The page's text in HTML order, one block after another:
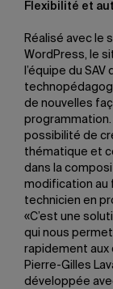
Flexibilité et
Réalisé avec le
WordPress, le
l’équipe du
de nouvelles
possibilité de
thématique et
dans la
modification au
technicien en
«C’est une
qui nous
rapidement aux
Pierre-Gilles
développée